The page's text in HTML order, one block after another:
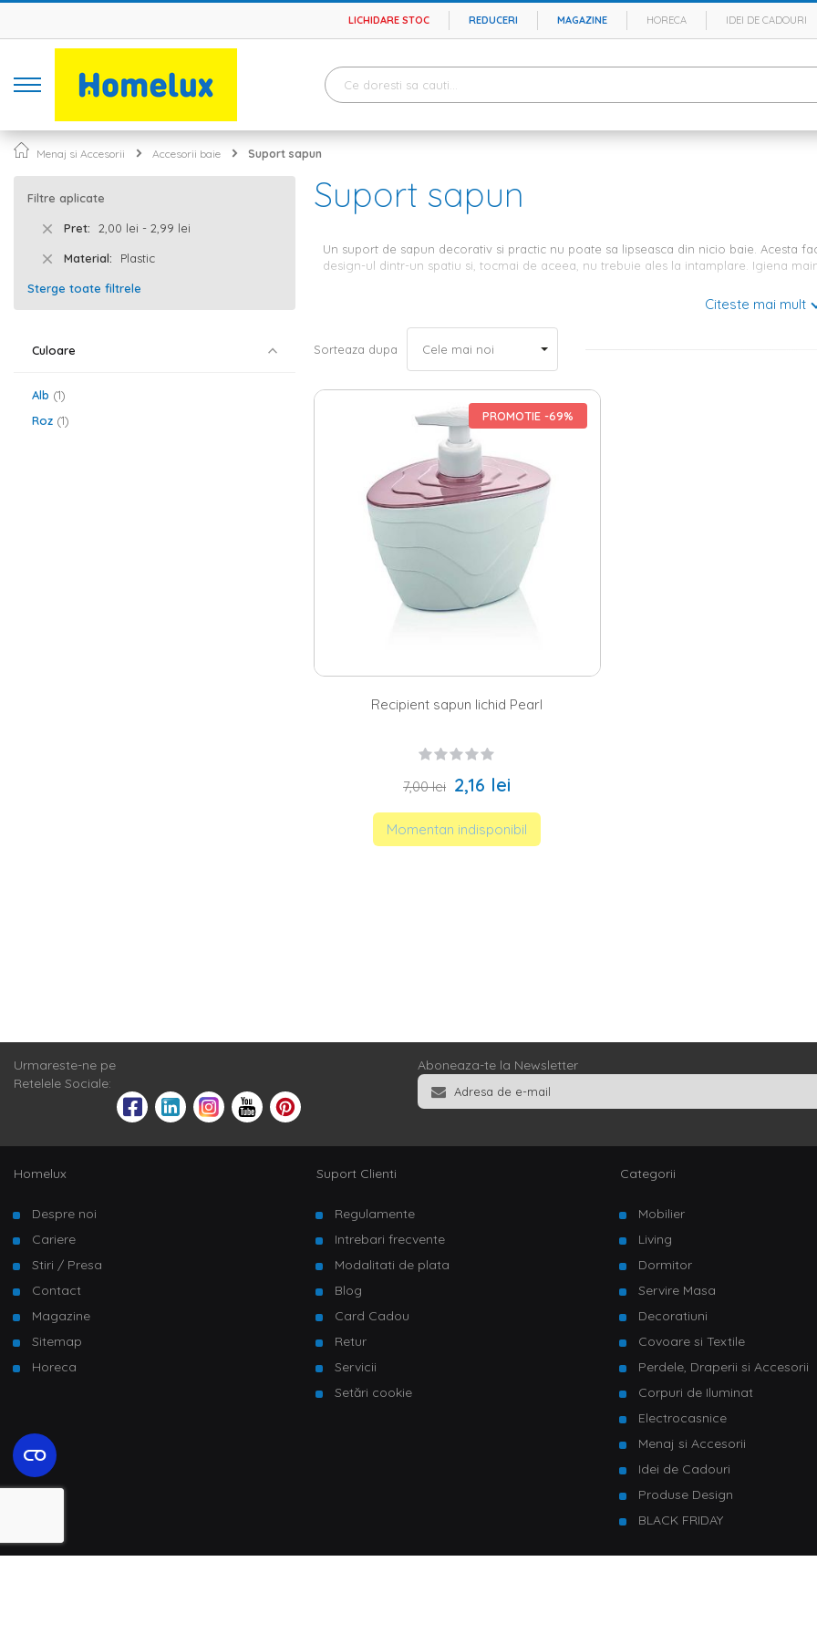
LICHIDARE STOC REDUCERI MAGAZINE HORECA IDEI DE CADOURI
Menaj si Accesorii Accesorii baie Suport sapun
Suport sapun
Un suport de sapun decorativ si practic nu poate sa lipseasca din nicio baie. Acesta
design-ul dintr-un spatiu si, tocmai de aceea, nu trebuie ales la intamplare. Igiena
Dozatorul pentru sapun lichid - un mic detaliu
Daca esti atent la acele detalii absolut necesare pentru a-ti lasa amprenta intr-un
ignorat. Nu numai ca acesta iti va oferi ocazia sa economisesti in timp, achizitionand
baiasi, de ce nu, bucataria. Homelux iti pune la dispozitie o gama
diferite, din care poti alege modelul care te inspira cel mai mult. Indiferent daca
ori pentru un suport de sapun solid, important este ca acesta sa spuna ceva despre
Dispenserele de sapun de la Homelux - potrivite oricarui tip de decor
Desi este necesar ca obiectele simple, pe care le folosesti zilnic, sa iti reflecte
punct de vedere estetic cu restul elementelor. De aceea, indiferent de felul in care
corespunde cel mai bine exigentelor tale. Alege o savoniera intr-o forma originala
dispenser alb pentru decorul clasic sau un suport de perete pentru sapun lichid daca
Citeste mai mult
Sorteaza dupa
PROMOTIE -69%
Recipient sapun lichid Pearl
7,00 lei 2,16 lei
Momentan indisponibil
Filtre aplicate
Pret 2,00 lei - 2,99 lei
Material Plastic
Sterge toate filtrele
Culoare
Alb
1
Roz 1
Urmareste-ne pe
Retelele Sociale:
Aboneaza-te la Newsletter
Homelux
Despre noi
Cariere
Stiri / Presa
Contact
Magazine
Sitemap
Horeca
Suport Clienti
Regulamente
Intrebari frecvente
Modalitati de plata
Blog
Card Cadou
Retur
Servicii
Setări cookie
Categorii
Mobilier
Living
Dormitor
Servire Masa
Decoratiuni
Covoare si Textile
Perdele, Draperii si Accesorii
Corpuri de Iluminat
Electrocasnice
Menaj si Accesorii
Idei de Cadouri
Produse Design
BLACK FRIDAY